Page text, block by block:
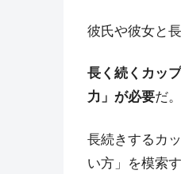
彼氏や彼女と
長く続くカッ
力」が必要だ。
長続きするカ
い方」を模索